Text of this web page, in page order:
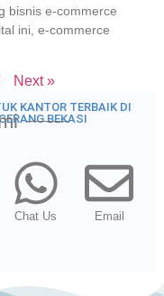
bisnis e-commerce
ini, e-commerce
Next »
KANTOR TERBAIK DI
BEKASI
Chat Us Email